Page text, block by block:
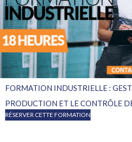
FORMATION INDUSTRIELLE :
PRODUCTION ET LE CONTRÔLE
RÉSERVER CETTE FORMATION